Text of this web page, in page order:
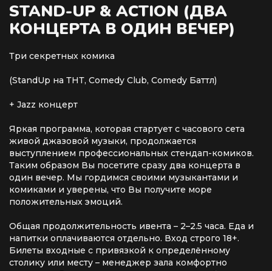
STAND-UP & ACTION (ДВА
КОНЦЕРТА В ОДИН ВЕЧЕР)
Три секретных комика
(StandUp на ТНТ, Comedy Club, Comedy Баттл)
+ Jazz концерт
Яркая программа, которая стартует с часового сета
живой джазовой музыки, продолжается
выступлением профессиональных стендап-комиков.
Таким образом Вы посетите сразу два концерта в
один вечер. Мы гордимся своими музыкантами и
комиками и уверены, что Вы получите море
положительных эмоций.
Общая продолжительность ивента – 2–2.5 часа. Еда и
напитки оплачиваются отдельно. Вход строго 18+.
Билеты входные с привязкой к определённому
столику или месту – менеджер зала комфортно